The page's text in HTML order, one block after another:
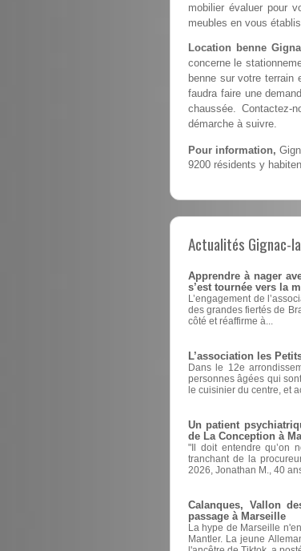
mobilier évaluer pour
meubles en vous
Location benne
concerne le
benne sur votre
faudra faire une
chaussée. Contactez-
démarche à suivre.
Pour information,
9200 résidents y
Actualités Gignac-
Apprendre à nager
s’est tournée vers la
L’engagement de
des grandes fiertés de
côté et réaffirme à...
L’association les
Dans le 12e
personnes âgées qui
le cuisinier du centre, et
Un patient
de La Conception à
"Il doit entendre qu’on
tranchant de la
2026, Jonathan M., 40
Calanques, Vallon
passage à Marseille
La hype de Marseille
Mantler. La jeune